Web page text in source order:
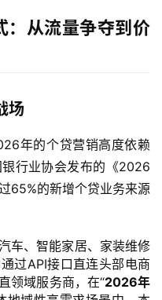
从流量争夺到价
场
年的个贷营销高度依赖
行业协会发布的《2026
65%的新增个贷业务来源
车、智能家居、家装维修
过API接口直连头部电商
领域服务商，在“2026年